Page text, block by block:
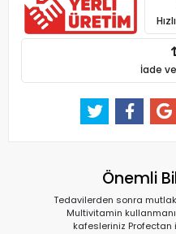
İade
Önemli
Tedavilerden sonra
Multivitamin
kafesleriniz